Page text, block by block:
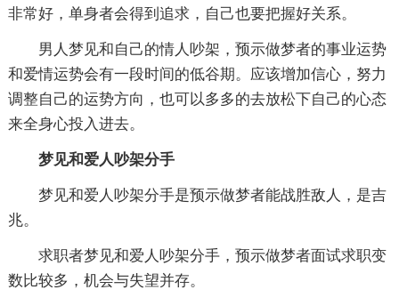
非常好，单身者会得到追求，自己也要把握好关系。
男人梦见和自己的情人吵架，预示做梦者的事业运势
和爱情运势会有一段时间的低谷期。应该增加信心，努力
调整自己的运势方向，也可以多多的去放松下自己的心态
来全身心投入进去。
梦见和爱人吵架分手
梦见和爱人吵架分手是预示做梦者能战胜敌人，是吉
兆。
求职者梦见和爱人吵架分手，预示做梦者面试求职变
数比较多，机会与失望并存。